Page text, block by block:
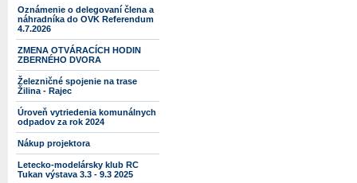
Oznámenie o delegovaní člena a
náhradníka do OVK Referendum
4.7.2026
ZMENA OTVÁRACÍCH HODIN
ZBERNÉHO DVORA
Železničné spojenie na trase
Žilina - Rajec
Úroveň vytriedenia komunálnych
odpadov za rok 2024
Nákup projektora
Letecko-modelársky klub RC
Tukan výstava 3.3 - 9.3 2025